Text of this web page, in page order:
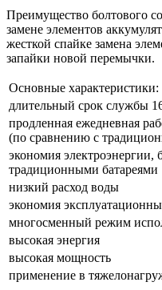
Преимущество болтового
замене элементов
жесткой спайке замена
запайки новой перемычки.
Основные характеристики:
длительный срок службы
продленная ежедневная
(по сравнению с
экономия электроэнергии,
традиционными батареями
низкий расход воды
экономия
многосменный режим
высокая энергия
высокая мощность
применение в